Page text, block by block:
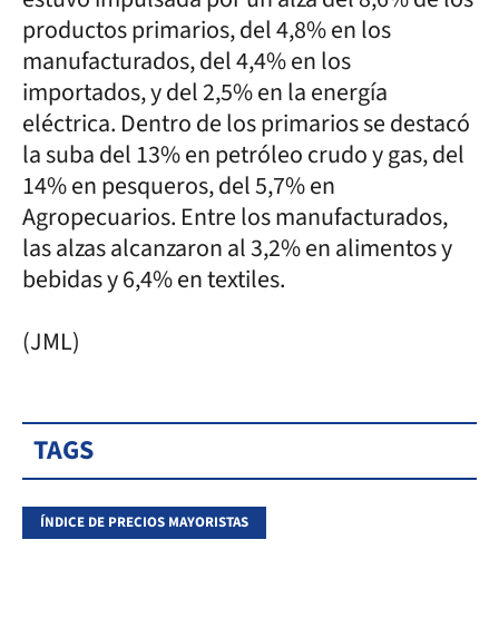
productos primarios, del 4,8% en los
manufacturados, del 4,4% en los
importados, y del 2,5% en la energía
eléctrica. Dentro de los primarios se destacó
la suba del 13% en petróleo crudo y gas, del
14% en pesqueros, del 5,7% en
Agropecuarios. Entre los manufacturados,
las alzas alcanzaron al 3,2% en alimentos y
bebidas y 6,4% en textiles.
(JML)
TAGS
ÍNDICE DE PRECIOS MAYORISTAS